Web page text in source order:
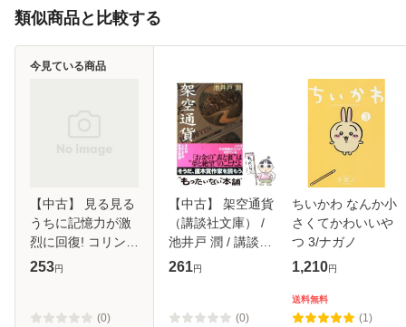
類似商品と比較する
【中古】 見る見る
うちに記憶力が激
烈に回復! コリン複
合物質が衰える脳
版 [単行本]【メー
253円
(0)
今見ている商品
【中古】 架空通貨
（講談社文庫） /
池井戸 潤 / 講談社
[文庫]【メール便送
261円
(0)
ちいかわ なんか小
さくてかわいいや
つ 3/ナガノ
1,210円
送料無料
(1)